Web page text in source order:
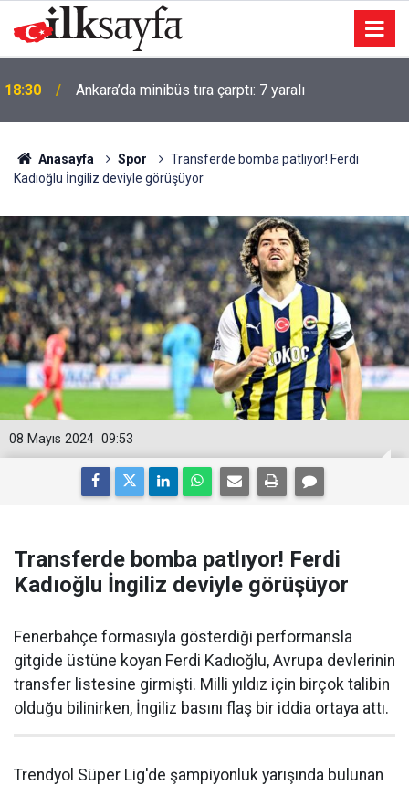
18:21
alındı
Anasayfa Spor
Transferde bomba patlıyor! Ferdi
Kadıoğlu İngiliz deviyle görüşüyor
09:53
08 Mayıs 2024
Transferde bomba patlıyor! Ferdi
Kadıoğlu İngiliz deviyle görüşüyor
Fenerbahçe formasıyla gösterdiği performansla
gitgide üstüne koyan Ferdi Kadıoğlu, Avrupa devlerinin
transfer listesine girmişti. Milli yıldız için birçok talibin
olduğu bilinirken, İngiliz basını flaş bir iddia ortaya attı.
Trendyol Süper Lig'de şampiyonluk yarışında bulunan